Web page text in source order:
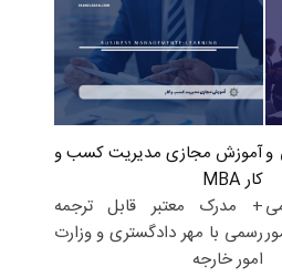
وآموزش مجازی مدیریت کسب و
کار MBA
+ مدرک معتبر قابل ترجمه
رسمی با مهر دادگستری و وزارت
امور خارجه